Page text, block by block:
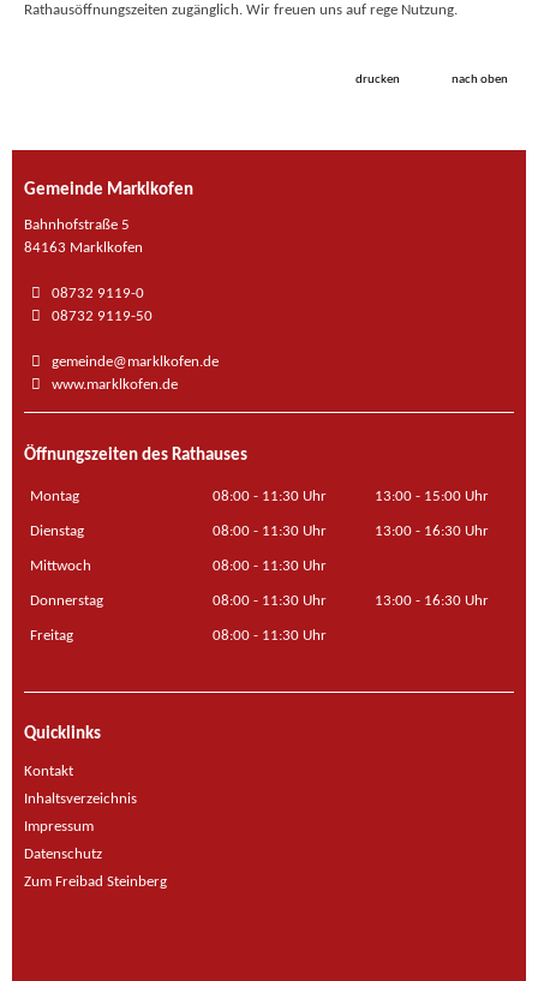
Rathausöffnungszeiten zugänglich. Wir freuen uns auf rege Nutzung.
drucken nach oben
Gemeinde Marklkofen
Bahnhofstraße 5
84163 Marklkofen
08732 9119-0
08732 9119-50
gemeinde@marklkofen.de
www.marklkofen.de
Öffnungszeiten des Rathauses
Montag 08:00 - 11:30 Uhr 13:00 - 15:00 Uhr
Dienstag 08:00 - 11:30 Uhr 13:00 - 16:30 Uhr
Mittwoch 08:00 - 11:30 Uhr
Donnerstag 08:00 - 11:30 Uhr 13:00 - 16:30 Uhr
Freitag 08:00 - 11:30 Uhr
Quicklinks
Kontakt
Inhaltsverzeichnis
Impressum
Datenschutz
Zum Freibad Steinberg